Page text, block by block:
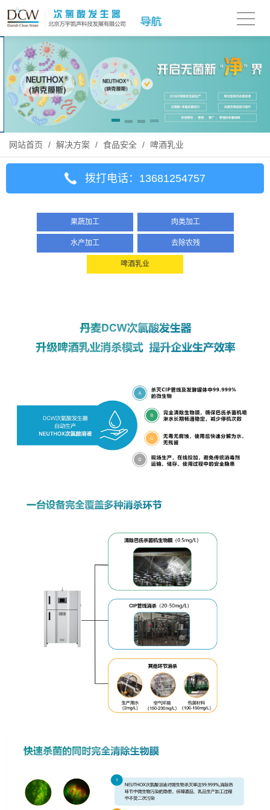
网站首页 / 解决方案 / 食品安全 / 啤酒乳业
拨打电话：13681254757
果蔬加工 肉类加工
水产加工 去除农残
啤酒乳业